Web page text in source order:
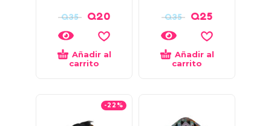
Q35 Q20
Añadir al
carrito
Q35 Q25
Añadir al
carrito
-22%